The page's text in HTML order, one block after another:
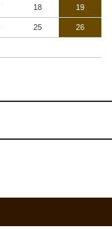
18 19
25 26